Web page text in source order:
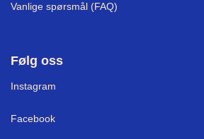
Vanlige spørsmål (FAQ)
Følg oss
Instagram
Facebook